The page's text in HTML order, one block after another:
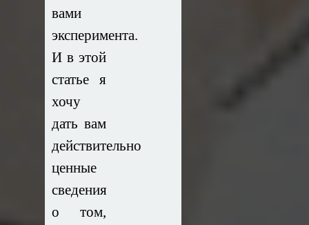
вами
эксперимента.
И в этой
статье я
хочу
дать вам
действительно
ценные
сведения
о том,